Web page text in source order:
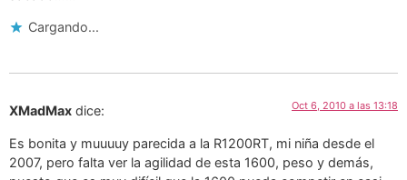
Cargando...
XMadMax dice: Oct 6, 2010 a las 13:18
Es bonita y muuuuy parecida a la R1200RT, mi niña desde el
2007, pero falta ver la agilidad de esta 1600, peso y demás,